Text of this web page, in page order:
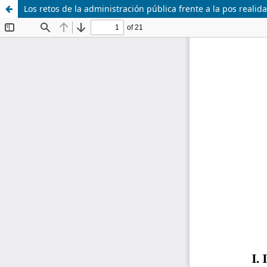
Los retos de la administración pública frente a la pos